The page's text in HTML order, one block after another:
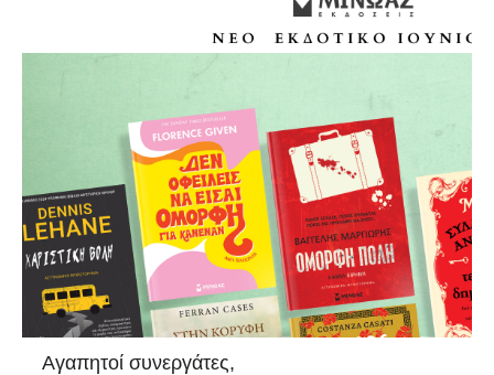
Αγαπητοί συνεργάτες,